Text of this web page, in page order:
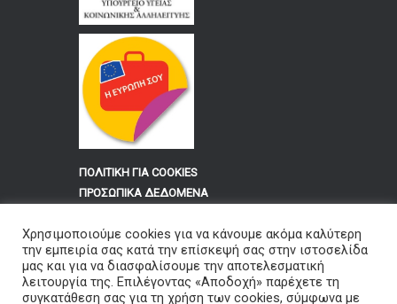
ΠΟΛΙΤΙΚΗ ΓΙΑ COOKIES
ΠΡΟΣΩΠΙΚΑ ΔΕΔΟΜΕΝΑ
Για τους Υπαλλήλους του
Νοσοκομείου Φλώρινας «ΕΛΕΝΗ Θ.
ΔΗΜΗΤΡΙΟΥ»
Χρησιμοποιούμε cookies για να κάνουμε ακόμα καλύτερη
την εμπειρία σας κατά την επίσκεψή σας στην ιστοσελίδα
μας και για να διασφαλίσουμε την αποτελεσματική
λειτουργία της. Επιλέγοντας «Αποδοχή» παρέχετε τη
συγκατάθεση σας για τη χρήση των cookies, σύμφωνα με